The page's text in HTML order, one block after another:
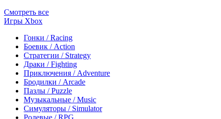
Смотреть все
Игры Xbox
Гонки / Racing
Боевик / Action
Стратегии / Strategy
Драки / Fighting
Приключения / Adventure
Бродилки / Arcade
Пазлы / Puzzle
Музыкальные / Music
Симуляторы / Simulator
Ролевые / RPG